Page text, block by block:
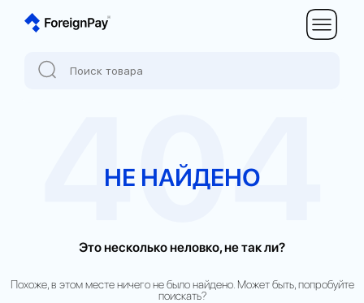
404
НЕ НАЙДЕНО
Это несколько неловко, не так ли?
Похоже, в этом месте ничего не было найдено. Может быть, попробуйте
поискать?